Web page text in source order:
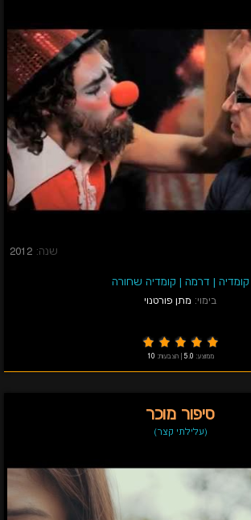
שנה: 2012
קומדיה | דרמה | קומדיה שחורה
בימוי: מתן פורטנוי
ממוצע: 5.0
|הצבעות: 10
סיפור מוכר
(עלילתי קצר)